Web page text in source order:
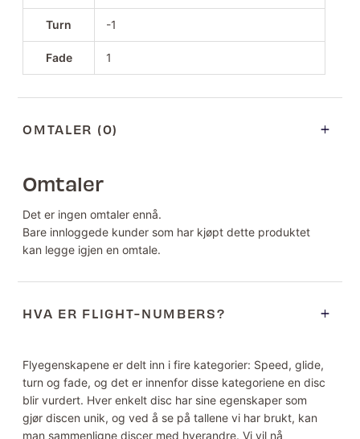
Turn -1
Fade 1
OMTALER (0)
Omtaler
Det er ingen omtaler ennå.
Bare innloggede kunder som har kjøpt dette produktet
kan legge igjen en omtale.
HVA ER FLIGHT-NUMBERS?
Flyegenskapene er delt inn i fire kategorier: Speed, glide,
turn og fade, og det er innenfor disse kategoriene en disc
blir vurdert. Hver enkelt disc har sine egenskaper som
gjør discen unik, og ved å se på tallene vi har brukt, kan
man sammenligne discer med hverandre. Vi vil nå